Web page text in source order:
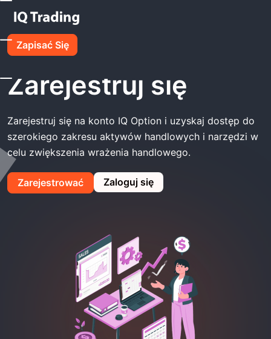
Zapisać Się
Strona Główna
IQ Option
Zarejestruj się
Zarejestruj się na konto IQ Option i uzyskaj dostęp do
szerokiego zakresu aktywów handlowych i narzędzi w
celu zwiększenia wrażenia handlowego.
Zarejestrować Zaloguj się